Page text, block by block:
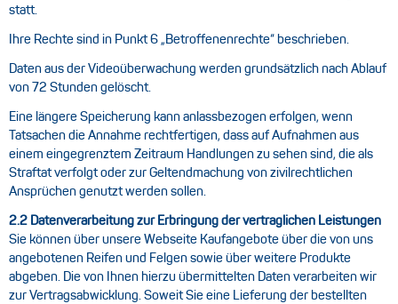
statt.
Ihre Rechte sind in Punkt 6 „Betroffenenrechte“ beschrieben.
Daten aus der Videoüberwachung werden grundsätzlich nach Ablauf
von 72 Stunden gelöscht.
Eine längere Speicherung kann anlassbezogen erfolgen, wenn
Tatsachen die Annahme rechtfertigen, dass auf Aufnahmen aus
einem eingegrenztem Zeitraum Handlungen zu sehen sind, die als
Straftat verfolgt oder zur Geltendmachung von zivilrechtlichen
Ansprüchen genutzt werden sollen.
2.2 Datenverarbeitung zur Erbringung der vertraglichen Leistungen
Sie können über unsere Webseite Kaufangebote über die von uns
angebotenen Reifen und Felgen sowie über weitere Produkte
abgeben. Die von Ihnen hierzu übermittelten Daten verarbeiten wir
zur Vertragsabwicklung. Soweit Sie eine Lieferung der bestellten